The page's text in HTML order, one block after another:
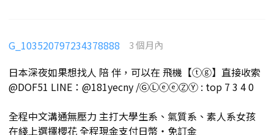
G_103520797234378888 3 個月內
日本深夜如果想找人 陪 伴，可以在 飛機【ⓣⓖ】直接收索
@DOF51 LINE：@181yecny /ⒼⓁⓔⓔⓏⓎ : top 7 3 4 0
全程中文溝通無壓力 主打大學生系、氣質系、素人系女孩
在綫上選擇櫻花 全程現金支付日幣・免訂金